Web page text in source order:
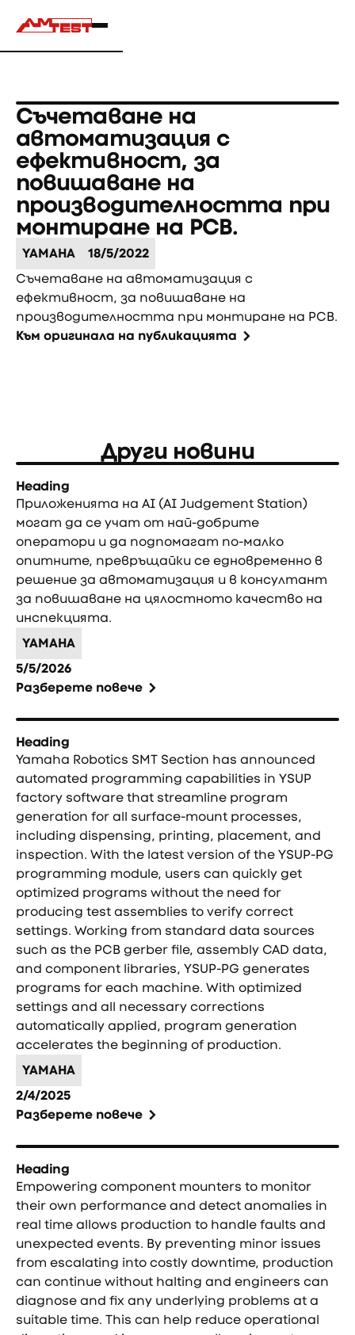
Съчетаване на
автоматизация с
ефективност, за
повишаване на
производителността при
монтиране на PCB.
YAMAHA
18/5/2022
Съчетаване на автоматизация с
ефективност, за повишаване на
производителността при монтиране на PCB.
Към оригинала на публикацията
Други новини
Heading
Приложенията на AI (AI Judgement Station)
могат да се учат от най-добрите
оператори и да подпомагат по-малко
опитните, превръщайки се едновременно в
решение за автоматизация и в консултант
за повишаване на цялостното качество на
инспекцията.
YAMAHA
5/5/2026
Разберете повече
Heading
Yamaha Robotics SMT Section has announced
automated programming capabilities in YSUP
factory software that streamline program
generation for all surface-mount processes,
including dispensing, printing, placement, and
inspection. With the latest version of the YSUP-PG
programming module, users can quickly get
optimized programs without the need for
producing test assemblies to verify correct
settings. Working from standard data sources
such as the PCB gerber file, assembly CAD data,
and component libraries, YSUP-PG generates
programs for each machine. With optimized
settings and all necessary corrections
automatically applied, program generation
accelerates the beginning of production.
YAMAHA
2/4/2025
Разберете повече
Heading
Empowering component mounters to monitor
their own performance and detect anomalies in
real time allows production to handle faults and
unexpected events. By preventing minor issues
from escalating into costly downtime, production
can continue without halting and engineers can
diagnose and fix any underlying problems at a
suitable time. This can help reduce operational